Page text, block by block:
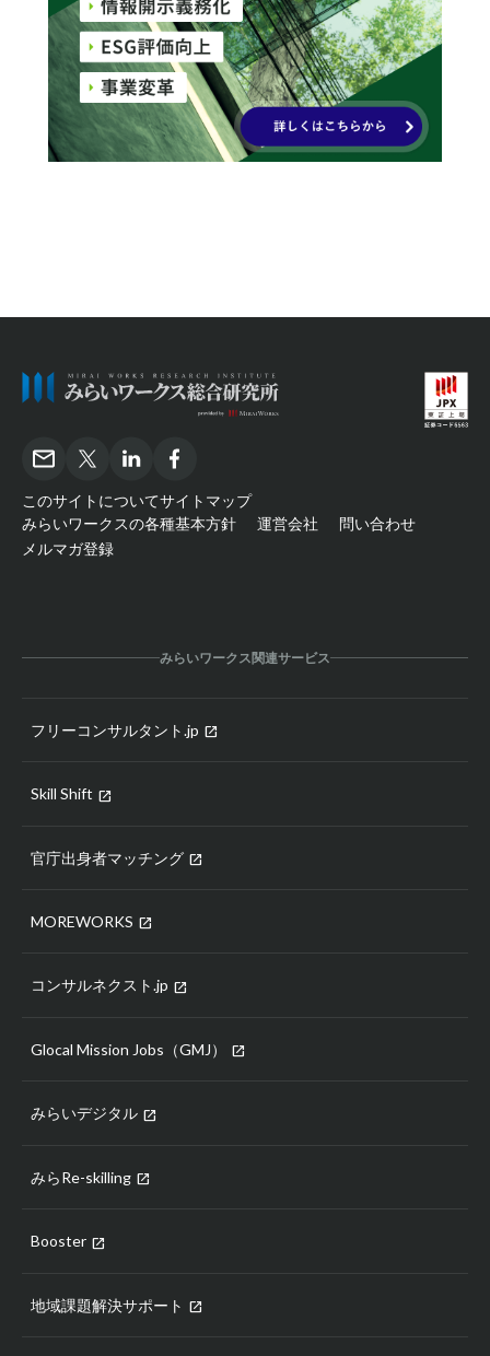
このサイトについてサイトマップ
みらいワークスの各種基本方針
運営会社
問い合わせ
メルマガ登録
みらいワークス関連サービス
フリーコンサルタント.jp open_in_new
Skill Shift open_in_new
官庁出身者マッチング open_in_new
MOREWORKS open_in_new
コンサルネクスト.jp open_in_new
Glocal Mission Jobs（GMJ） open_in_new
みらいデジタル open_in_new
みらRe-skilling open_in_new
Booster open_in_new
地域課題解決サポート open_in_new